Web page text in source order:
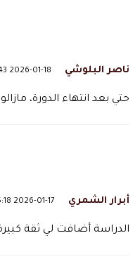
ناصر البلوشي 2026-01-18 5:43 م
حتي بعد انتهاء الدورة،
أبرار الشمري 2026-01-17 5:18 م
الدراسة أضافت لي ثقة